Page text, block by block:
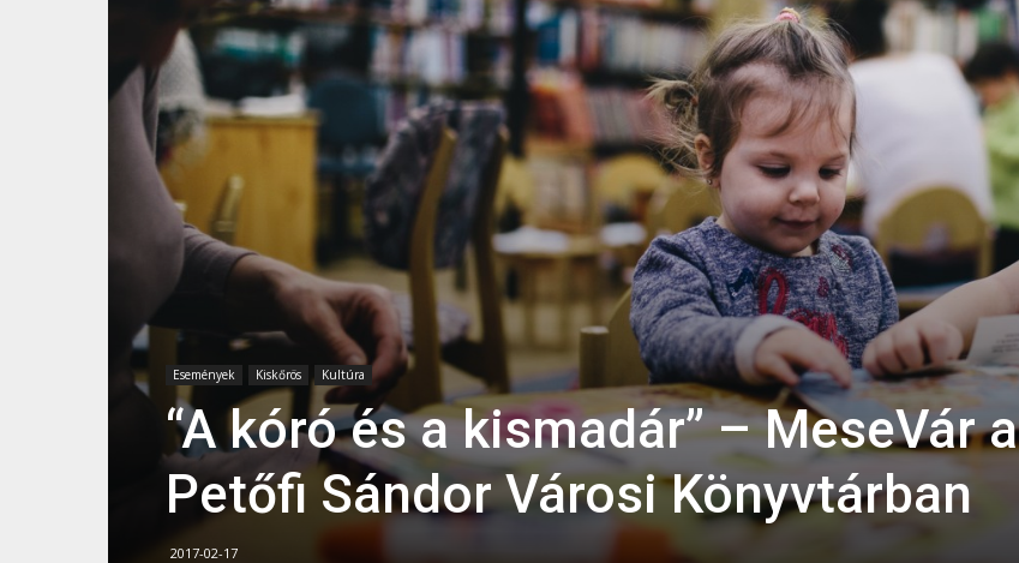
Események Kiskőrös Kultúra
“A kóró és a kismadár” – MeseVár a
Petőfi Sándor Városi Könyvtárban
2017-02-17